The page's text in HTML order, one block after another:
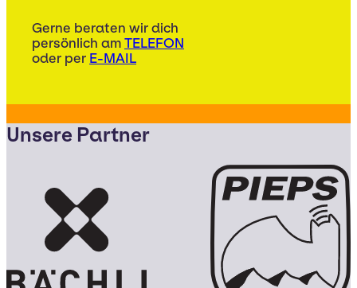
Gerne beraten wir dich
persönlich am TELEFON
oder per E-MAIL
Unsere Partner